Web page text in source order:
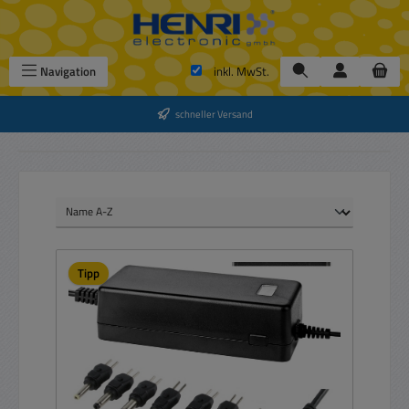
Zum Hauptinhalt springen
Navigation inkl. MwSt.
schneller Versand
Tipp